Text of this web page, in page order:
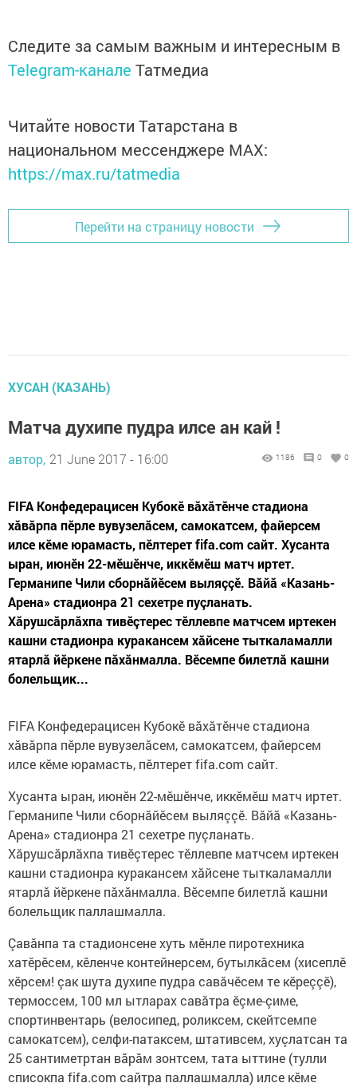
Следите за самым важным и интересным в
Telegram-канале Татмедиа
Читайте новости Татарстана в
национальном мессенджере MАХ:
https://max.ru/tatmedia
Перейти на страницу новости
ХУСАН (КАЗАНЬ)
Матча духипе пудра илсе ан кай !
автор, 21 June 2017 - 16:00 1186 0 0
FIFA Конфедерацисен Кубокӗ вăхăтӗнче стадиона
хăвăрпа пӗрле вувузелăсем, самокатсем, файерсем
илсе кӗме юрамасть, пӗлтерет fifa.com сайт. Хусанта
ыран, июнӗн 22-мӗшӗнче, иккӗмӗш матч иртет.
Германипе Чили сборнăйӗсем выляççӗ. Вăйă «Казань-
Арена» стадионра 21 сехетре пуçланать.
Хăрушсăрлăхпа тивӗçтерес тӗллевпе матчсем иртекен
кашни стадионра куракансем хăйсене тыткаламалли
ятарлă йӗркене пăхăнмалла. Вӗсемпе билетлă кашни
болельщик...
FIFA Конфедерацисен Кубокӗ вăхăтӗнче стадиона
хăвăрпа пӗрле вувузелăсем, самокатсем, файерсем
илсе кӗме юрамасть, пӗлтерет fifa.com сайт.
Хусанта ыран, июнӗн 22-мӗшӗнче, иккӗмӗш матч иртет.
Германипе Чили сборнăйӗсем выляççӗ. Вăйă «Казань-
Арена» стадионра 21 сехетре пуçланать.
Хăрушсăрлăхпа тивӗçтерес тӗллевпе матчсем иртекен
кашни стадионра куракансем хăйсене тыткаламалли
ятарлă йӗркене пăхăнмалла. Вӗсемпе билетлă кашни
болельщик паллашмалла.
Çавăнпа та стадионсене хуть мӗнле пиротехника
хатӗрӗсем, кӗленче контейнерсем, бутылкăсем (хисеплӗ
хӗрсем! çак шута духипе пудра савăчӗсем те кӗреççӗ),
термоссем, 100 мл ытларах савăтра ӗçме-çиме,
спортинвентарь (велосипед, роликсем, скейтсемпе
самокатсем), селфи-патаксем, штативсем, хуçлатсан та
25 сантиметртан вăрăм зонтсем, тата ыттине (тулли
списокпа fifa.com сайтра паллашмалла) илсе кӗме